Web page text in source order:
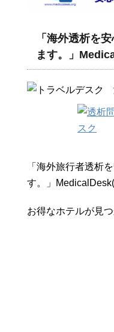
「海外透析を
ます。」
「海外旅行者透析
す。」
お得なホテルが見つ